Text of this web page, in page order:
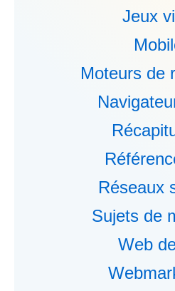
Jeux
Moteurs de
Réseaux
Sujets de
Web